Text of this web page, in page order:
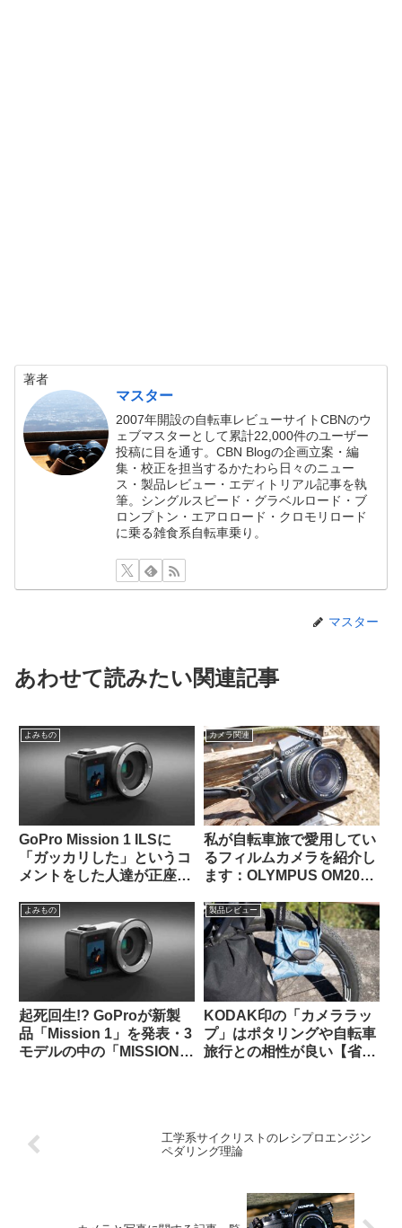
著者
マスター
2007年開設の自転車レビューサイトCBNのウ
ェブマスターとして累計22,000件のユーザー
投稿に目を通す。CBN Blogの企画立案・編
集・校正を担当するかたわら日々のニュー
ス・製品レビュー・エディトリアル記事を執
筆。シングルスピード・グラベルロード・ブ
ロンプトン・エアロロード・クロモリロード
に乗る雑食系自転車乗り。
マスター
あわせて読みたい関連記事
よみもの
GoPro Mission 1 ILSに
「ガッカリした」というコ
メントをした人達が正座さ
ッドを海外掲示板で発見
カメラ関連
私が自転車旅で愛用してい
るフィルムカメラを紹介し
ます：OLYMPUS OM2000
F3.5
よみもの
起死回生!? GoProが新製
品「Mission 1」を発表・3
モデルの中の「MISSION 1
製品レビュー
KODAK印の「カメララッ
プ」はポタリングや自転車
旅行との相性が良い【省ス
工学系サイクリストのレシプロエンジン
ペダリング理論